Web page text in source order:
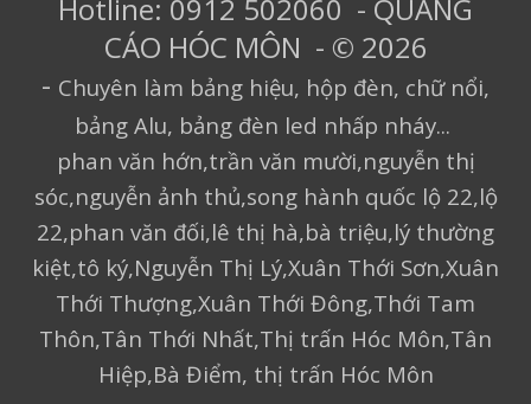
Hotline: 0912 502060 - QUẢNG
CÁO HÓC MÔN - © 2026
- Chuyên làm bảng hiệu, hộp đèn, chữ nổi,
bảng Alu, bảng đèn led nhấp nháy...
phan văn hớn,trần văn mười,nguyễn thị
sóc,nguyễn ảnh thủ,song hành quốc lộ 22,lộ
22,phan văn đối,lê thị hà,bà triệu,lý thường
kiệt,tô ký,Nguyễn Thị Lý,Xuân Thới Sơn,Xuân
Thới Thượng,Xuân Thới Đông,Thới Tam
Thôn,Tân Thới Nhất,Thị trấn Hóc Môn,Tân
Hiệp,Bà Điểm, thị trấn Hóc Môn